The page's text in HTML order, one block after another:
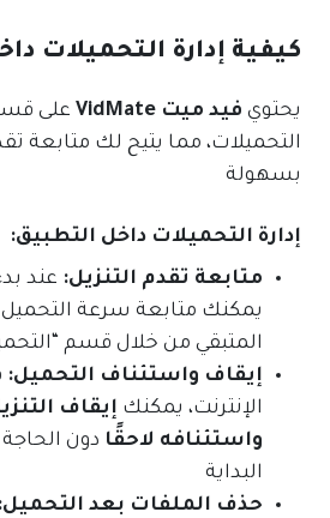
كيفية إدارة التحميلات
يحتوي فيد ميت VidMate
على
التحميلات، مما يتيح لك متابعة
بسهولة
إدارة التحميلات داخل التطبيق:
متابعة تقدم التنزيل: عند
يمكنك متابعة سرعة
المتبقي من خلال قسم
إيقاف واستئناف التحميل:
الإنترنت، يمكنك إيقاف
واستئنافه لاحقًا دون
البداية
حذف الملفات بعد التحميل: